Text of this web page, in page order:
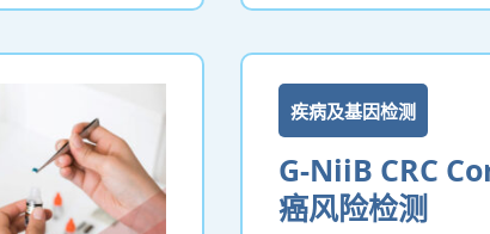
疾病及基因检测
G-NiiB CRC
癌风险检测